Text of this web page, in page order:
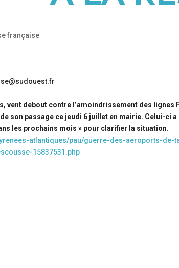
française
vent debout contre l’amoindrissement des
son passage ce jeudi 6 juillet en mairie. Celui-ci
les prochains mois » pour clarifier la situation.
atlantiques/pau/guerre-des-aeroports-
15837531.php